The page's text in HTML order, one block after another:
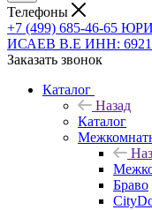
Телефоны
+7 (499) 685-46-65
ИСАЕВ В.Е ИНН:
Заказать звонок
Каталог
Назад
Каталог
Браво